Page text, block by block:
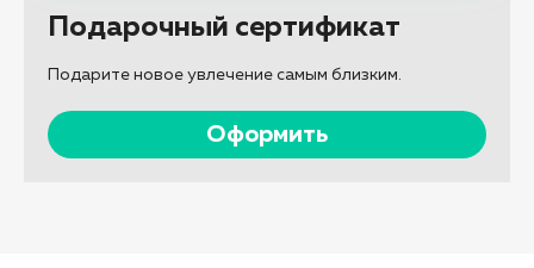
Подарочный сертификат
Подарите новое увлечение самым близким.
Оформить